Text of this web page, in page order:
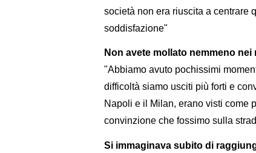
società non era riuscita a centrare
soddisfazione"
Non avete mollato nemmeno
"Abbiamo avuto pochissimi
difficoltà siamo usciti più forti e
Napoli e il Milan, erano visti come
convinzione che fossimo sulla
Si immaginava subito di